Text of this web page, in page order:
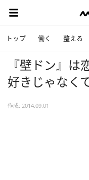
トップ 働く 整える
『壁ドン』は
好きじゃなく
作成: 2014.09.01